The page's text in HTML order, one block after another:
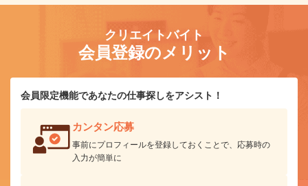
クリエイトバイト
会員登録のメリット
会員限定機能であなたの仕事探しをアシスト！
カンタン応募
事前にプロフィールを登録しておくことで、応募時の
入力が簡単に